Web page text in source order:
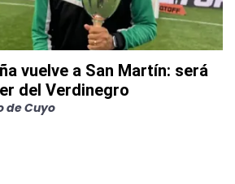
vuelve a San Martín: será
del Verdinegro
de Cuyo